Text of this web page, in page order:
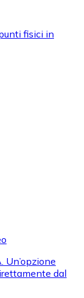
fisici in
Un’opzione
dal